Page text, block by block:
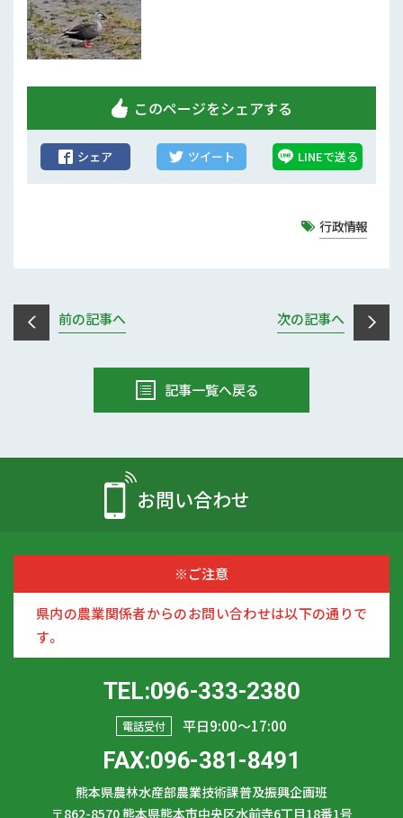
このページをシェアする
シェア ツイート LINEで送る
行政情報
前の記事へ 次の記事へ
記事一覧へ戻る
行政情報
補助事業
農家紹介
お問い合わせ
※ご注意
県内の農業関係者からのお問い合わせは以下の通りで
す。
TEL:096-333-2380
電話受付 平日9:00〜17:00
FAX:096-381-8491
熊本県農林水産部農業技術課普及振興企画班
〒862-8570熊本県熊本市中央区水前寺6丁目18番1号